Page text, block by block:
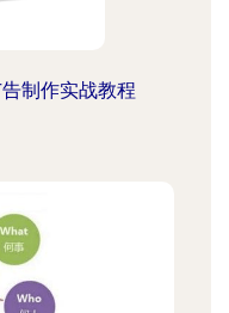
制作实战教程